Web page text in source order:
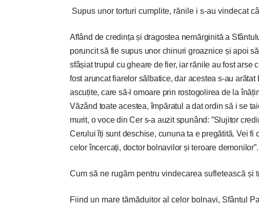
Supus unor torturi cumplite, rănile i s-au vindecat
Aflând de credința și dragostea nemărginită a
poruncit să fie supus unor chinuri groaznice și apoi
sfâșiat trupul cu gheare de fier, iar rănile au fost arse
fost aruncat fiarelor sălbatice, dar acestea s-au
ascuțite, care să-l omoare prin rostogolirea de la
Văzând toate acestea, împăratul a dat ordin să i se
murit, o voce din Cer s-a auzit spunând: ”Slujitor
Cerului îți sunt deschise, cununa ta e pregătită. Vei
celor încercați, doctor bolnavilor și teroare demonilor”.
Cum să ne rugăm pentru vindecarea sufletească și
Fiind un mare tămăduitor al celor bolnavi, Sfântul